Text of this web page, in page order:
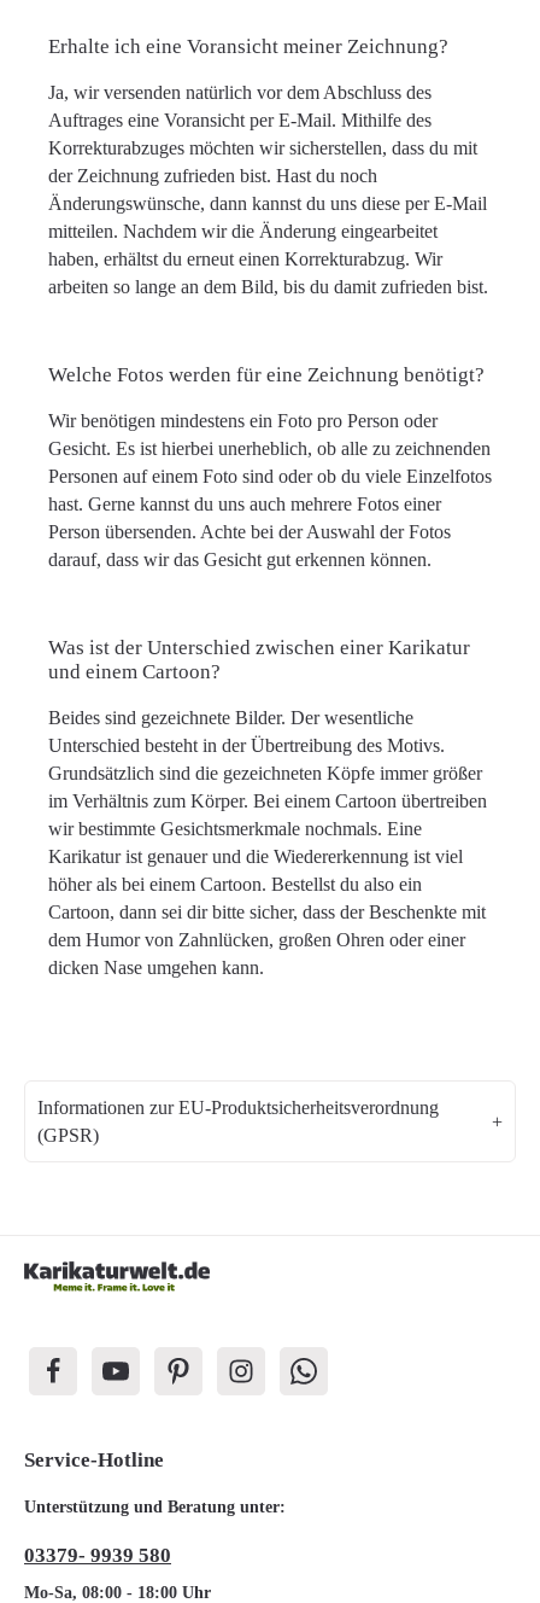
Erhalte ich eine Voransicht meiner Zeichnung?
Ja, wir versenden natürlich vor dem Abschluss des
Auftrages eine Voransicht per E-Mail. Mithilfe des
Korrekturabzuges möchten wir sicherstellen, dass du mit
der Zeichnung zufrieden bist. Hast du noch
Änderungswünsche, dann kannst du uns diese per E-Mail
mitteilen. Nachdem wir die Änderung eingearbeitet
haben, erhältst du erneut einen Korrekturabzug. Wir
arbeiten so lange an dem Bild, bis du damit zufrieden bist.
Welche Fotos werden für eine Zeichnung benötigt?
Wir benötigen mindestens ein Foto pro Person oder
Gesicht. Es ist hierbei unerheblich, ob alle zu zeichnenden
Personen auf einem Foto sind oder ob du viele Einzelfotos
hast. Gerne kannst du uns auch mehrere Fotos einer
Person übersenden. Achte bei der Auswahl der Fotos
darauf, dass wir das Gesicht gut erkennen können.
Was ist der Unterschied zwischen einer Karikatur
und einem Cartoon?
Beides sind gezeichnete Bilder. Der wesentliche
Unterschied besteht in der Übertreibung des Motivs.
Grundsätzlich sind die gezeichneten Köpfe immer größer
im Verhältnis zum Körper. Bei einem Cartoon übertreiben
wir bestimmte Gesichtsmerkmale nochmals. Eine
Karikatur ist genauer und die Wiedererkennung ist viel
höher als bei einem Cartoon. Bestellst du also ein
Cartoon, dann sei dir bitte sicher, dass der Beschenkte mit
dem Humor von Zahnlücken, großen Ohren oder einer
dicken Nase umgehen kann.
Informationen zur EU-Produktsicherheitsverordnung
(GPSR)
Service-Hotline
Unterstützung und Beratung unter:
03379- 9939 580
Mo-Sa, 08:00 - 18:00 Uhr